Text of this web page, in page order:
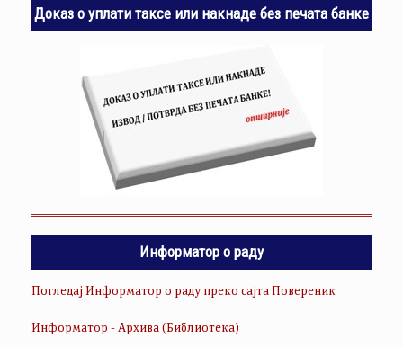
Доказ о уплати таксе или накнаде без печата банке
Информатор о раду
Погледај Информатор о раду преко сајта Повереник
Информатор - Архива (Библиотека)